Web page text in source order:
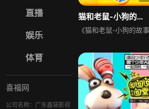
直播
娱乐
体育
喜福网
公司名称：广东鑫锘影视
猫和老鼠-小狗的故事